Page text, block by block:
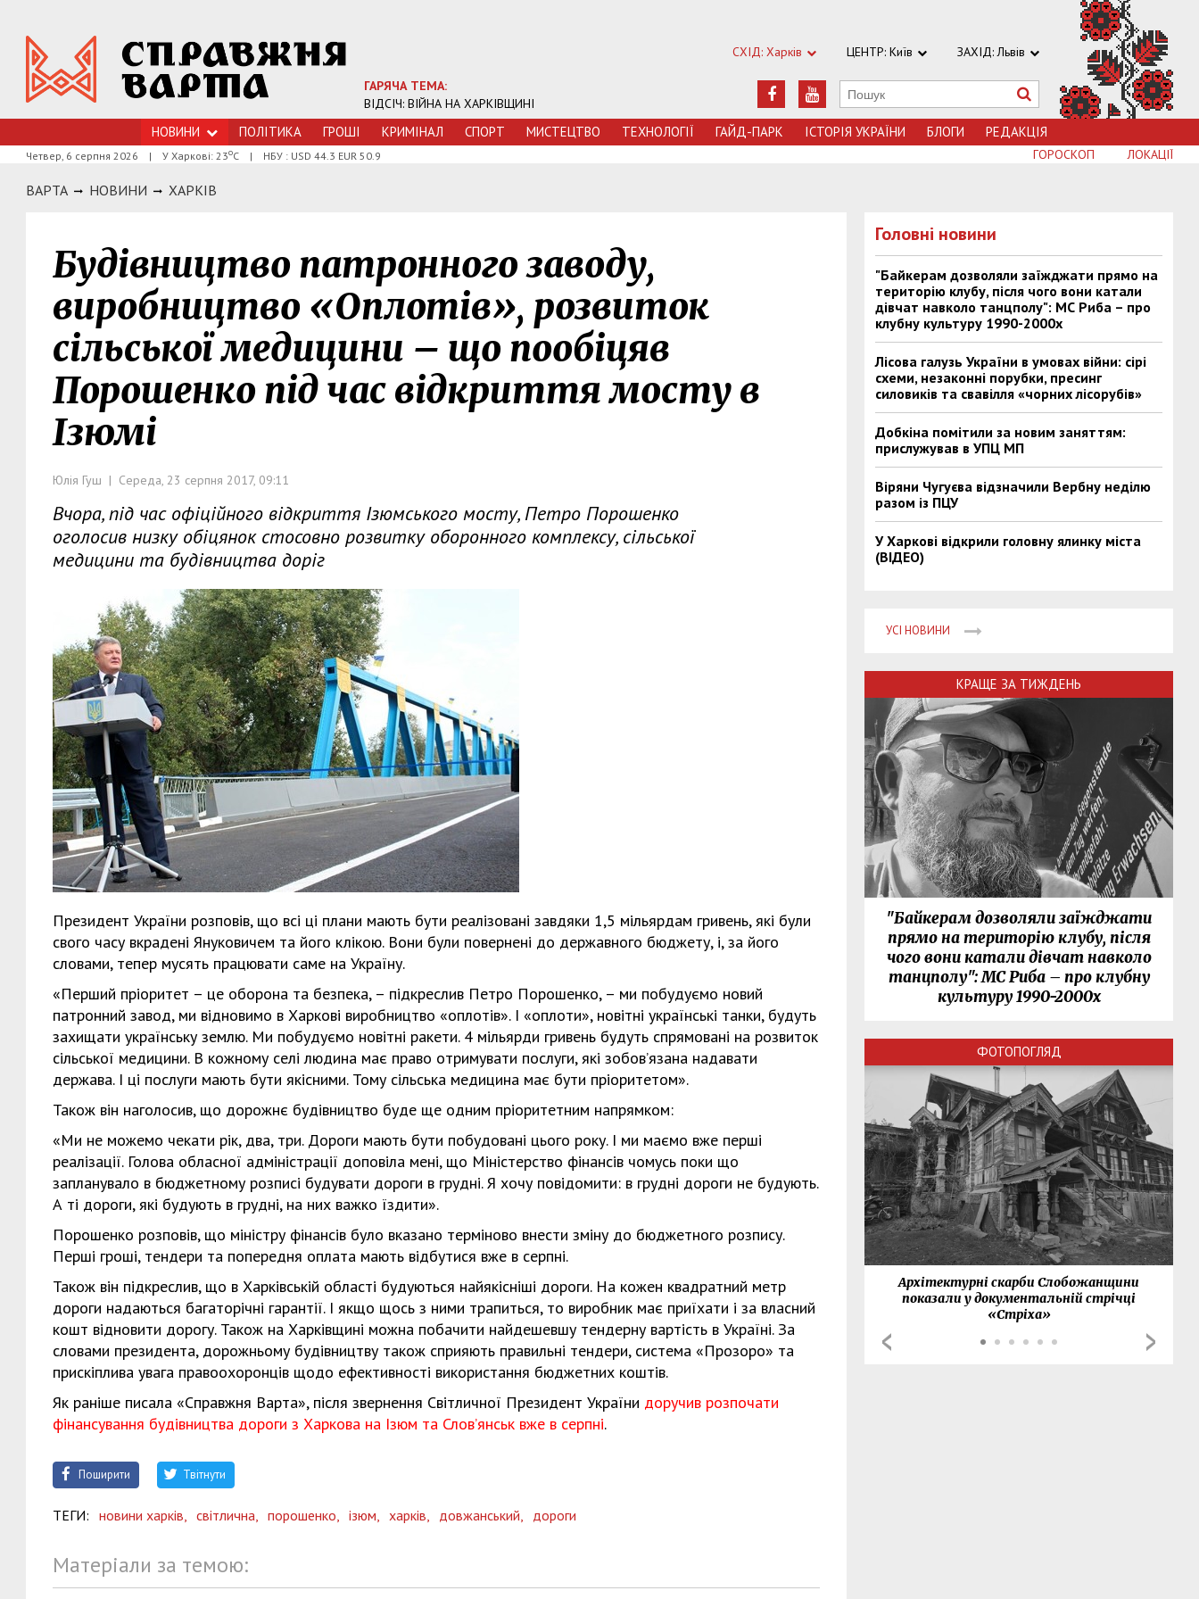
ГАРЯЧА ТЕМА:
ВІДСІЧ: ВІЙНА НА ХАРКІВЩИНІ
СХІД: Харків ЦЕНТР: Київ ЗАХІД: Львів
НОВИНИ ПОЛІТИКА ГРОШI КРИМIНАЛ СПОРТ МИСТЕЦТВО ТЕХНОЛОГIЇ ГАЙД-ПАРК ІСТОРІЯ УКРАЇНИ БЛОГИ РЕДАКЦІЯ
Четвер, 6 серпня 2026 | У Харкові: 23оС | НБУ : USD 44.3 EUR 50.9 ЛОКАЦІЇ
ГОРОСКОП
ВАРТА НОВИНИ ХАРКIВ
Будівництво патронного заводу,
виробництво «Оплотів», розвиток
сільської медицини – що пообіцяв
Порошенко під час відкриття мосту в
Ізюмі
Юлія Гуш | Середа, 23 серпня 2017, 09:11
Вчора, під час офіційного відкриття Ізюмського мосту, Петро Порошенко
оголосив низку обіцянок стосовно розвитку оборонного комплексу, сільської
медицини та будівництва доріг
Президент України розповів, що всі ці плани мають бути реалізовані завдяки 1,5 мільярдам гривень, які були
свого часу вкрадені Януковичем та його клікою. Вони були повернені до державного бюджету, і, за його
словами, тепер мусять працювати саме на Україну.
«Перший пріоритет – це оборона та безпека, – підкреслив Петро Порошенко, – ми побудуємо новий
патронний завод, ми відновимо в Харкові виробництво «оплотів». І «оплоти», новітні українські танки, будуть
захищати українську землю. Ми побудуємо новітні ракети. 4 мільярди гривень будуть спрямовані на розвиток
сільської медицини. В кожному селі людина має право отримувати послуги, які зобов’язана надавати
держава. І ці послуги мають бути якісними. Тому сільська медицина має бути пріоритетом».
Також він наголосив, що дорожнє будівництво буде ще одним пріоритетним напрямком:
«Ми не можемо чекати рік, два, три. Дороги мають бути побудовані цього року. І ми маємо вже перші
реалізації. Голова обласної адміністрації доповіла мені, що Міністерство фінансів чомусь поки що
запланувало в бюджетному розписі будувати дороги в грудні. Я хочу повідомити: в грудні дороги не будують.
А ті дороги, які будують в грудні, на них важко їздити».
Порошенко розповів, що міністру фінансів було вказано терміново внести зміну до бюджетного розпису.
Перші гроші, тендери та попередня оплата мають відбутися вже в серпні.
Також він підкреслив, що в Харківській області будуються найякісніші дороги. На кожен квадратний метр
дороги надаються багаторічні гарантії. І якщо щось з ними трапиться, то виробник має приїхати і за власний
кошт відновити дорогу. Також на Харківщині можна побачити найдешевшу тендерну вартість в Україні. За
словами президента, дорожньому будівництву також сприяють правильні тендери, система «Прозоро» та
прискіплива увага правоохоронців щодо ефективності використання бюджетних коштів.
Як раніше писала «Справжня Варта», після звернення Світличної Президент України доручив розпочати
фінансування будівництва дороги з Харкова на Ізюм та Слов’янськ вже в серпні.
Поширити Твітнути
ТЕГИ: новини харків, світлична, порошенко, ізюм, харків, довжанський, дороги
Матеріали за темою:
Головні новини
"Байкерам дозволяли заїжджати прямо на
територію клубу, після чого вони катали
дівчат навколо танцполу": МС Риба – про
клубну культуру 1990-2000х
Лісова галузь України в умовах війни: сірі
схеми, незаконні порубки, пресинг
силовиків та свавілля «чорних лісорубів»
Добкіна помітили за новим заняттям:
прислужував в УПЦ МП
Віряни Чугуєва відзначили Вербну неділю
разом із ПЦУ
У Харкові відкрили головну ялинку міста
(ВІДЕО)
УСІ НОВИНИ
КРАЩЕ ЗА ТИЖДЕНЬ
"Байкерам дозволяли заїжджати
прямо на територію клубу, після
чого вони катали дівчат навколо
танцполу": МС Риба – про клубну
культуру 1990-2000х
ФОТОПОГЛЯД
Харковом ширяться добрі вчинки
Архітектурні скарби Слобожанщини
показали у документальній стрічці
«Стріха»